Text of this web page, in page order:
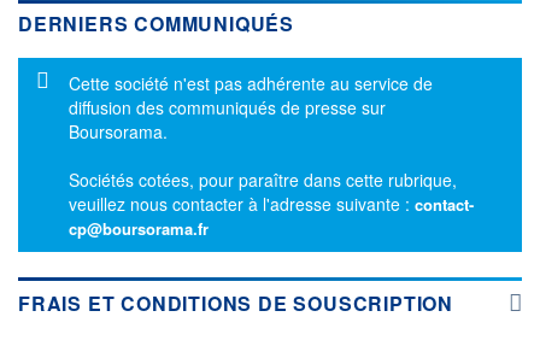
DERNIERS COMMUNIQUÉS
Message d'information
Cette société n'est pas adhérente au service de
diffusion des communiqués de presse sur
Boursorama.
Sociétés cotées, pour paraître dans cette rubrique,
veuillez nous contacter à l'adresse suivante : contact-
cp@boursorama.fr
FRAIS ET CONDITIONS DE SOUSCRIPTION